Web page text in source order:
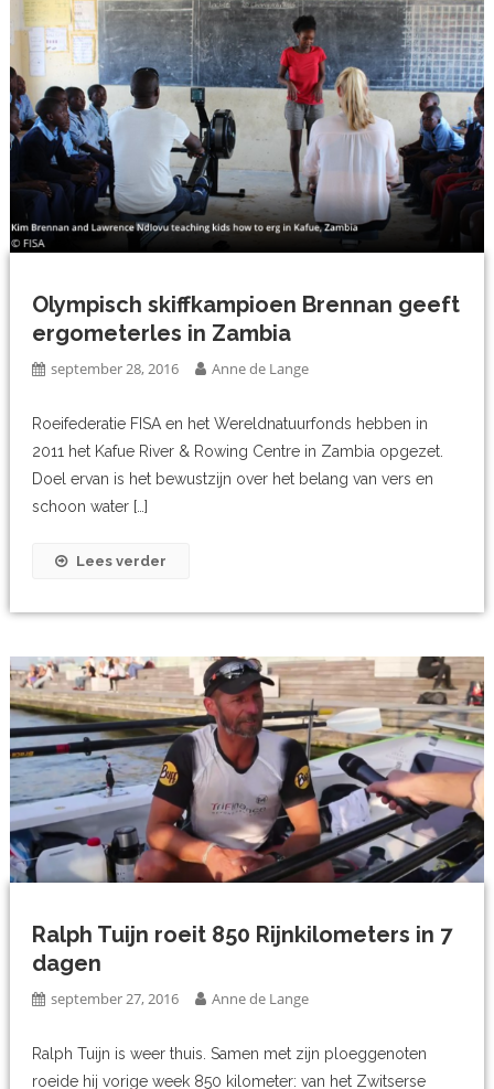
Olympisch skiffkampioen Brennan geeft
ergometerles in Zambia
september 28, 2016 Anne de Lange
Roeifederatie FISA en het Wereldnatuurfonds hebben in
2011 het Kafue River & Rowing Centre in Zambia opgezet.
Doel ervan is het bewustzijn over het belang van vers en
schoon water […]
Lees verder
Ralph Tuijn roeit 850 Rijnkilometers in 7
dagen
september 27, 2016 Anne de Lange
Ralph Tuijn is weer thuis. Samen met zijn ploeggenoten
roeide hij vorige week 850 kilometer: van het Zwitserse